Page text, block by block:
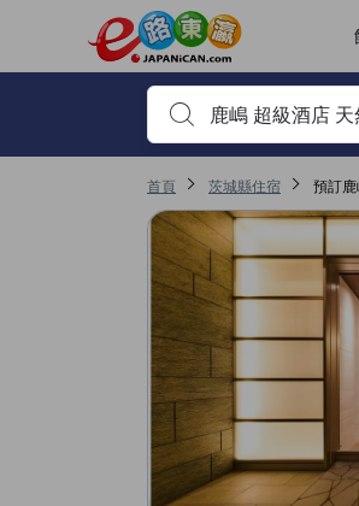
輸入住宿名稱或關鍵字查詢
首頁 茨城縣住宿 預訂
JAPANiCAN的每一篇住宿評鑑都是由真實住客
客房舒適度得分4.4分（滿分5），且在神栖表現高分
服務得分4.4分（滿分5），且在神栖表現高分
無障礙設施及服務得分4分（滿分5），且在神栖表現
位置得分3.4分（滿分5），且在神栖表現高分